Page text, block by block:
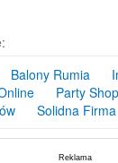
Balony Rumia
Party Shop
Solidna Firma